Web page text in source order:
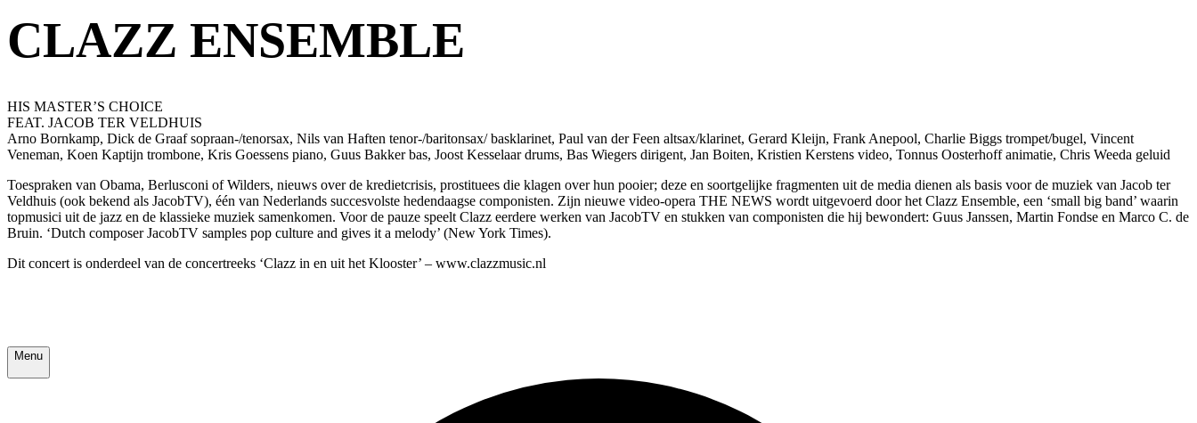
CLAZZ ENSEMBLE
HIS MASTER’S CHOICE
FEAT. JACOB TER VELDHUIS
Arno Bornkamp, Dick de Graaf sopraan-/tenorsax, Nils van Haften tenor-/baritonsax/ basklarinet, Paul van der Feen altsax/klarinet, Gerard Kleijn, Frank Anepool, Charlie Biggs trompet/bugel, Vincent
Veneman, Koen Kaptijn trombone, Kris Goessens piano, Guus Bakker bas, Joost Kesselaar drums, Bas Wiegers dirigent, Jan Boiten, Kristien Kerstens video, Tonnus Oosterhoff animatie, Chris Weeda geluid
Toespraken van Obama, Berlusconi of Wilders, nieuws over de kredietcrisis, prostituees die klagen over hun pooier; deze en soortgelijke fragmenten uit de media dienen als basis voor de muziek van Jacob ter
Veldhuis (ook bekend als JacobTV), één van Nederlands succesvolste hedendaagse componisten. Zijn nieuwe video-opera THE NEWS wordt uitgevoerd door het Clazz Ensemble, een ‘small big band’ waarin
topmusici uit de jazz en de klassieke muziek samenkomen. Voor de pauze speelt Clazz eerdere werken van JacobTV en stukken van componisten die hij bewondert: Guus Janssen, Martin Fondse en Marco C. de
Bruin. ‘Dutch composer JacobTV samples pop culture and gives it a melody’ (New York Times).
Dit concert is onderdeel van de concertreeks ‘Clazz in en uit het Klooster’ – www.clazzmusic.nl
Menu